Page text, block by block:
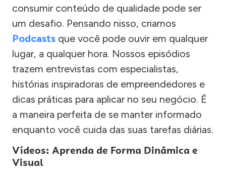
consumir conteúdo de qualidade pode ser
um desafio. Pensando nisso, criamos
Podcasts que você pode ouvir em qualquer
lugar, a qualquer hora. Nossos episódios
trazem entrevistas com especialistas,
histórias inspiradoras de empreendedores e
dicas práticas para aplicar no seu negócio. É
a maneira perfeita de se manter informado
enquanto você cuida das suas tarefas diárias.
Vídeos: Aprenda de Forma Dinâmica e
Visual